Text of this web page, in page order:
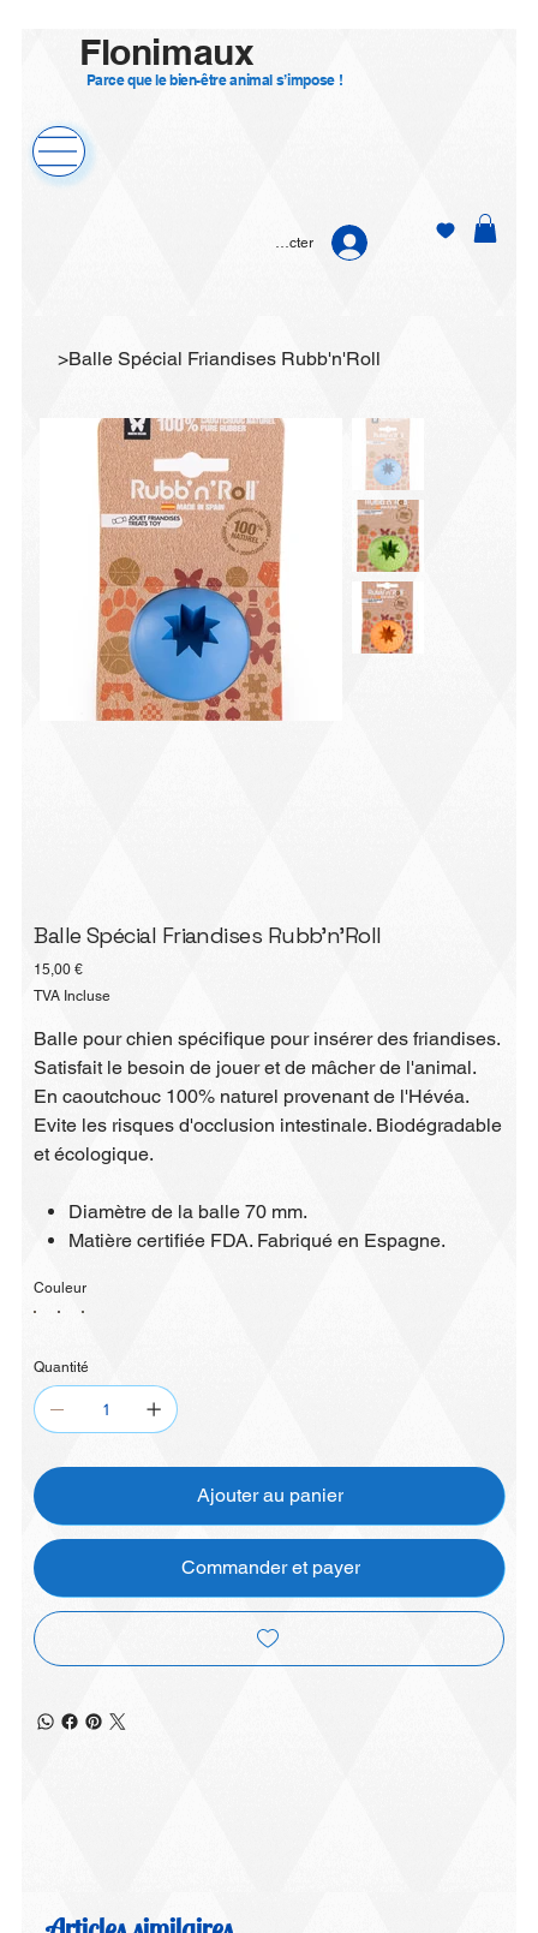
Flonimaux
Parce que le bien-être animal s’impose !
Se connecter
>Balle Spécial Friandises Rubb'n'Roll
Balle Spécial Friandises Rubb'n'Roll
Prix
15,00 €
TVA Incluse
Balle pour chien spécifique pour insérer des friandises.
Satisfait le besoin de jouer et de mâcher de l'animal.
En caoutchouc 100% naturel provenant de l'Hévéa.
Evite les risques d'occlusion intestinale. Biodégradable
et écologique.
Diamètre de la balle 70 mm.
Matière certifiée FDA. Fabriqué en Espagne.
Couleur
Quantité
Ajouter au panier
Commander et payer